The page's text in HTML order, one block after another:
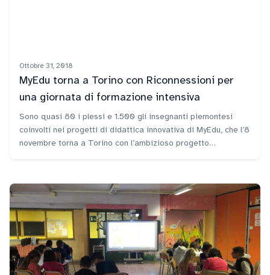
Ottobre 31, 2018
MyEdu torna a Torino con Riconnessioni per
una giornata di formazione intensiva
Sono quasi 80 i plessi e 1.500 gli insegnanti piemontesi
coinvolti nei progetti di didattica innovativa di MyEdu, che l’8
novembre torna a Torino con l’ambizioso progetto